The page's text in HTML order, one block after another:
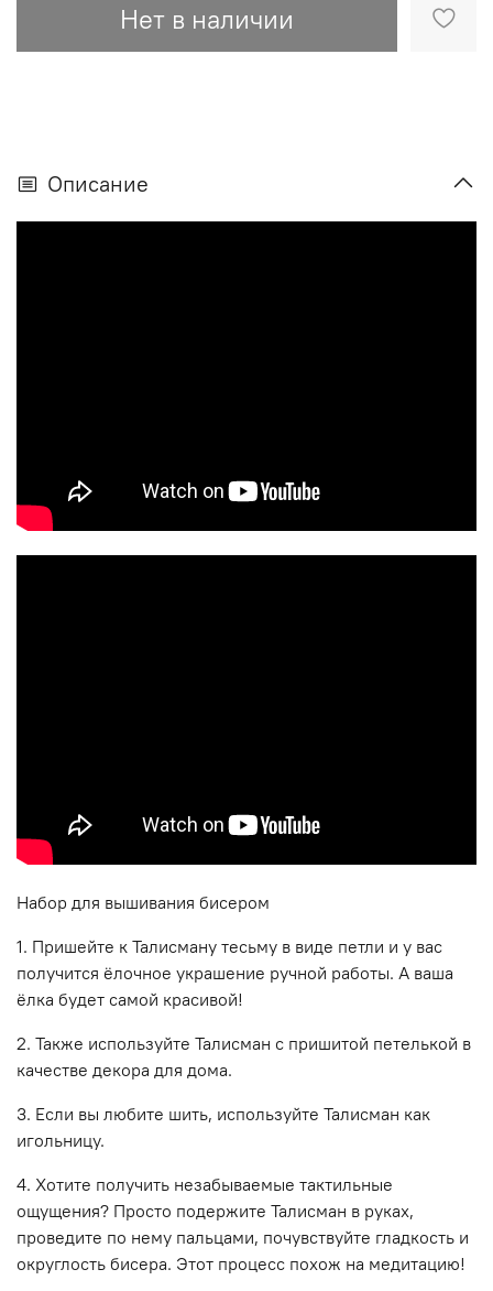
Нет в наличии
Описание
Набор для вышивания бисером
1. Пришейте к Талисману тесьму в виде петли и у вас
получится ёлочное украшение ручной работы. А ваша
ёлка будет самой красивой!
2. Также используйте Талисман с пришитой петелькой в
качестве декора для дома.
3. Если вы любите шить, используйте Талисман как
игольницу.
4. Хотите получить незабываемые тактильные
ощущения? Просто подержите Талисман в руках,
проведите по нему пальцами, почувствуйте гладкость и
округлость бисера. Этот процесс похож на медитацию!